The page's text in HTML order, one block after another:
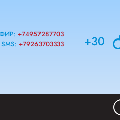
+74957287703
SMS: +79263703333 +30